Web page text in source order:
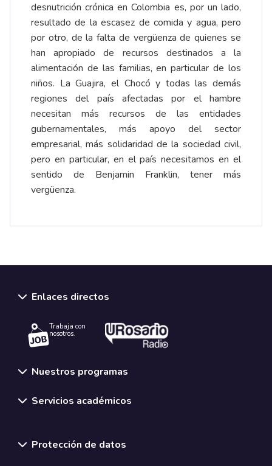
desnutrición crónica en Colombia es, por un lado,
resultado de la escasez de comida y agua, pero
por otro, de la falta de vergüenza de quienes se
han apropiado de recursos destinados a la
alimentación de las familias, en particular de los
niños. La Guajira, el Chocó y todas las demás
regiones del país afectadas por el hambre
necesitan más recursos de las entidades
gubernamentales, más apoyo del sector
empresarial, más solidaridad de la sociedad civil,
pero en particular, en el país necesitamos en el
sentido de Benjamin Franklin, tener más
vergüenza.
Enlaces directos
Trabaja con
nosotros.
Nuestros programas
Servicios académicos
Protección de datos